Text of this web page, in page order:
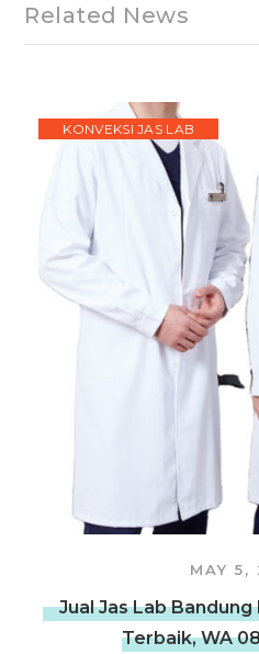
Related News
KONVEKSI JAS LAB
MAY 5,
Jual Jas Lab
Terbaik, WA